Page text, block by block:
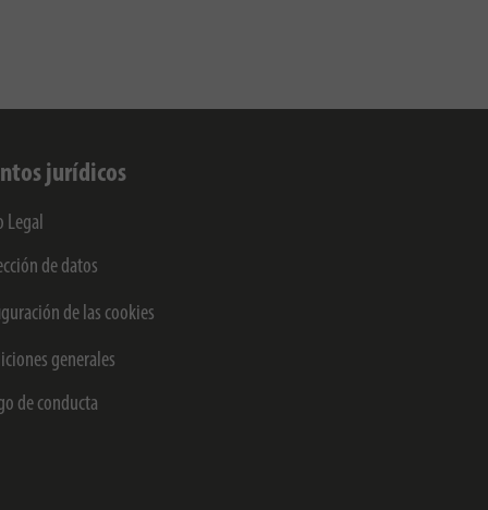
jurídicos
Legal
de datos
de las cookies
generales
de conducta